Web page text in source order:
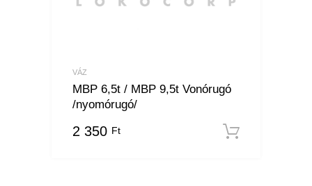
VÁZ
MBP 6,5t / MBP 9,5t Vonórugó
/nyomórugó/
2 350 Ft